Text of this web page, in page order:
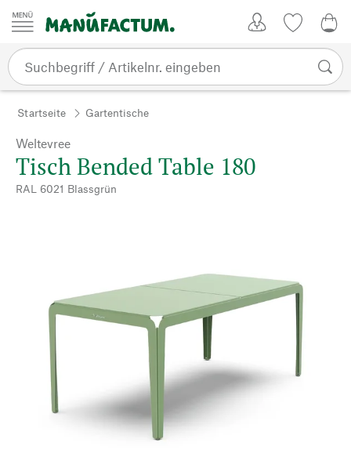
Zum Inhalt springen
Startseite Gartentische
Weltevree
Tisch Bended Table 180
RAL 6021 Blassgrün